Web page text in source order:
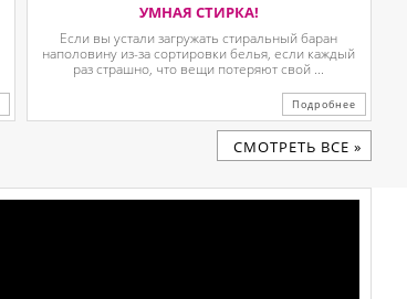
УМНАЯ СТИРКА!
Если вы устали загружать стиральный баран
наполовину из-за сортировки белья, если каждый
раз страшно, что вещи потеряют свой ...
Подробнее
CМОТРЕТЬ ВСЕ »